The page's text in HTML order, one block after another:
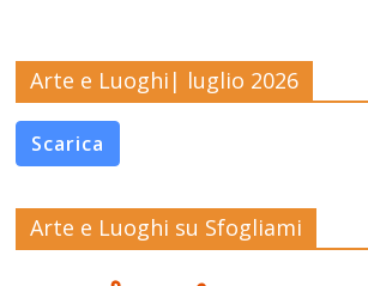
Arte e Luoghi| luglio 2026
Scarica
Arte e Luoghi su Sfogliami